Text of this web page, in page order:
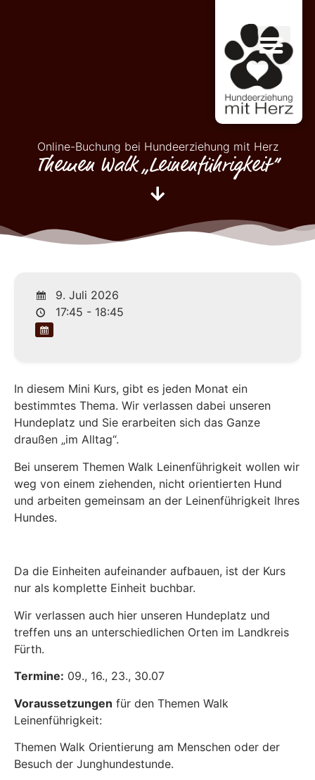
Online-Buchung bei Hundeerziehung mit Herz
Themen Walk „Leinenführigkeit“
9. Juli 2026
17:45 - 18:45
In diesem Mini Kurs, gibt es jeden Monat ein
bestimmtes Thema. Wir verlassen dabei unseren
Hundeplatz und Sie erarbeiten sich das Ganze
draußen „im Alltag“.
Bei unserem Themen Walk Leinenführigkeit wollen wir
weg von einem ziehenden, nicht orientierten Hund
und arbeiten gemeinsam an der Leinenführigkeit Ihres
Hundes.
Da die Einheiten aufeinander aufbauen, ist der Kurs
nur als komplette Einheit buchbar.
Wir verlassen auch hier unseren Hundeplatz und
treffen uns an unterschiedlichen Orten im Landkreis
Fürth.
Termine: 09., 16., 23., 30.07
Voraussetzungen für den Themen Walk
Leinenführigkeit:
Themen Walk Orientierung am Menschen oder der
Besuch der Junghundestunde.